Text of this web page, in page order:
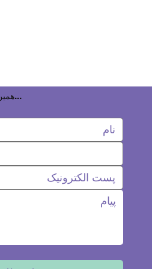
همین امروز با ما تماس بگیرید...